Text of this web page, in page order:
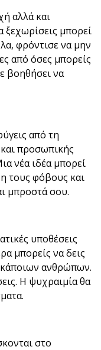
αλλά και
ξεχωρίσεις μπορεί
φρόντισε να μην
από όσες μπορείς
βοηθήσει να
από τη
προσωπικής
νέα ιδέα μπορεί
τους φόβους και
μπροστά σου.
υποθέσεις
μπορείς να δεις
κάποιων ανθρώπων.
Η ψυχραιμία θα
στο